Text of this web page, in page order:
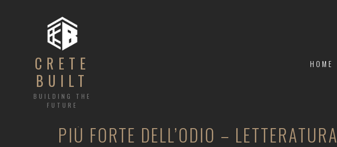
CRETE
BUILT
BUILDING THE
FUTURE
HOME
PIÙ FORTE DELL’ODIO – LETTERATURA